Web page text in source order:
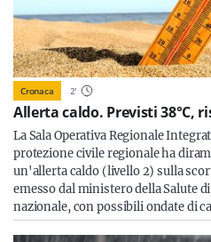
Cronaca 2'
Allerta caldo. Previsti 38°C,
La Sala Operativa Regionale
protezione civile regionale ha
un'allerta caldo (livello 2) sulla
emesso dal ministero della Salute
nazionale, con possibili ondate di